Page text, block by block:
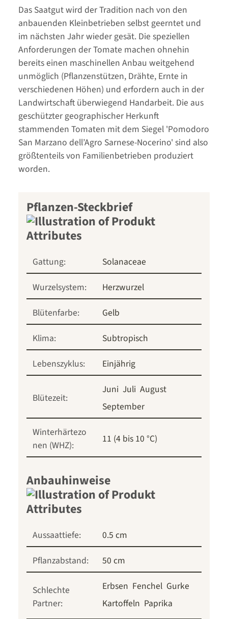
Das Saatgut wird der Tradition nach von den
anbauenden Kleinbetrieben selbst geerntet und
im nächsten Jahr wieder gesät. Die speziellen
Anforderungen der Tomate machen ohnehin
bereits einen maschinellen Anbau weitgehend
unmöglich (Pflanzenstützen, Drähte, Ernte in
verschiedenen Höhen) und erfordern auch in der
Landwirtschaft überwiegend Handarbeit. Die aus
geschützter geographischer Herkunft
stammenden Tomaten mit dem Siegel 'Pomodoro
San Marzano dell’Agro Sarnese-Nocerino' sind also
größtenteils von Familienbetrieben produziert
worden.
Pflanzen-Steckbrief
Gattung:
Solanaceae
Wurzelsystem:
Herzwurzel
Blütenfarbe:
Gelb
Klima:
Subtropisch
Lebenszyklus:
Einjährig
Blütezeit:
Juni Juli August
September
Winterhärtezo
nen (WHZ):
11 (4 bis 10 °C)
Anbauhinweise
Aussaattiefe:
0.5 cm
Pflanzabstand:
50 cm
Schlechte
Partner:
Erbsen Fenchel Gurke
Kartoffeln Paprika